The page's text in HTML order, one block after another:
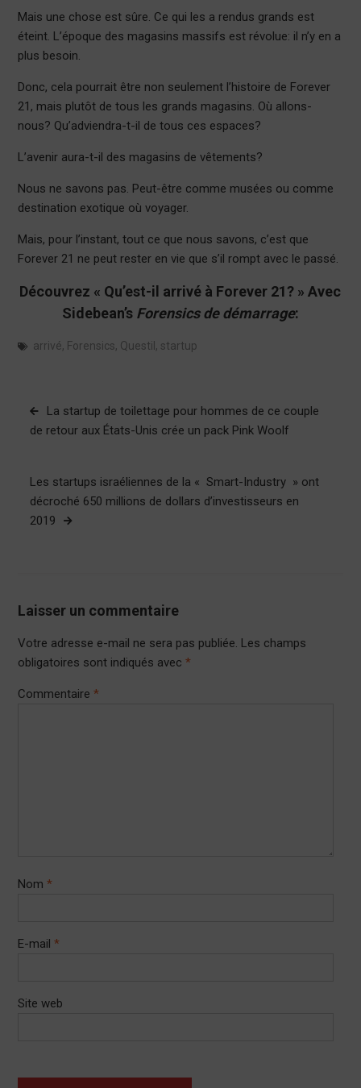
Mais une chose est sûre. Ce qui les a rendus grands est
éteint. L’époque des magasins massifs est révolue: il n’y en a
plus besoin.
Donc, cela pourrait être non seulement l’histoire de Forever
21, mais plutôt de tous les grands magasins. Où allons-
nous? Qu’adviendra-t-il de tous ces espaces?
L’avenir aura-t-il des magasins de vêtements?
Nous ne savons pas. Peut-être comme musées ou comme
destination exotique où voyager.
Mais, pour l’instant, tout ce que nous savons, c’est que
Forever 21 ne peut rester en vie que s’il rompt avec le passé.
Découvrez « Qu’est-il arrivé à Forever 21? » Avec
Sidebean’s Forensics de démarrage:
arrivé, Forensics, Questil, startup
Navigation
de
La startup de toilettage pour hommes de ce couple
de retour aux États-Unis crée un pack Pink Woolf
Les startups israéliennes de la « Smart-Industry » ont
décroché 650 millions de dollars d’investisseurs en
2019
Laisser un commentaire
Votre adresse e-mail ne sera pas publiée. Les champs
obligatoires sont indiqués avec *
Commentaire *
Nom *
E-mail *
Site web